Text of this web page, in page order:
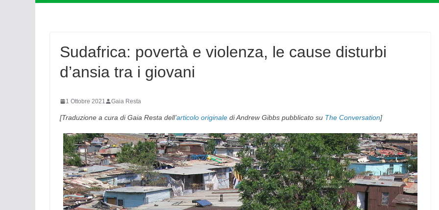
Sudafrica: povertà e violenza, le cause disturbi
d’ansia tra i giovani
1 Ottobre 2021 Gaia Resta
[Traduzione a cura di Gaia Resta dell’articolo originale di Andrew Gibbs pubblicato su The Conversation]